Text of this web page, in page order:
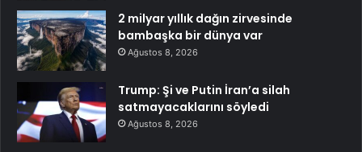
2 milyar yıllık dağın zirvesinde
bambaşka bir dünya var
Ağustos 8, 2026
Trump: Şi ve Putin İran’a silah
satmayacaklarını söyledi
Ağustos 8, 2026